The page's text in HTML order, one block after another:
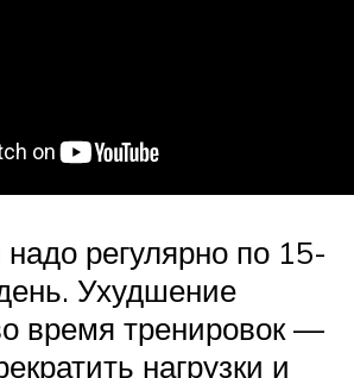
регулярно по 15-
Ухудшение
время тренировок —
нагрузки и